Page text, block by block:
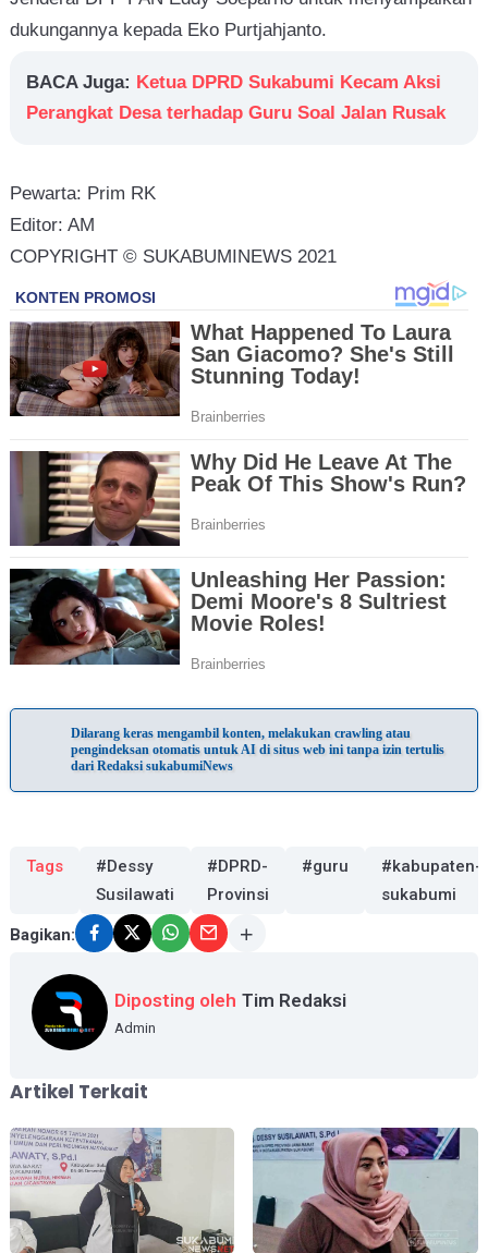
dukungannya kepada Eko Purtjahjanto.
BACA Juga: Ketua DPRD Sukabumi Kecam Aksi
Perangkat Desa terhadap Guru Soal Jalan Rusak
Pewarta: Prim RK
Editor: AM
COPYRIGHT © SUKABUMINEWS 2021
Dilarang keras mengambil konten, melakukan crawling atau
pengindeksan otomatis untuk AI di situs web ini tanpa izin tertulis
dari Redaksi sukabumiNews
Tags
#Dessy
Susilawati
#DPRD-
Provinsi
#guru
#kabupaten-
sukabumi
Bagikan:
Diposting oleh Tim Redaksi
Admin
Artikel Terkait